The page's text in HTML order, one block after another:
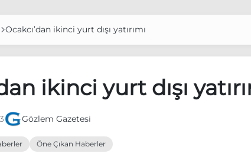
Ocakcı’dan ikinci yurt dışı yatırımı
ikinci yurt dışı
Gözlem Gazetesi
Öne Çıkan Haberler